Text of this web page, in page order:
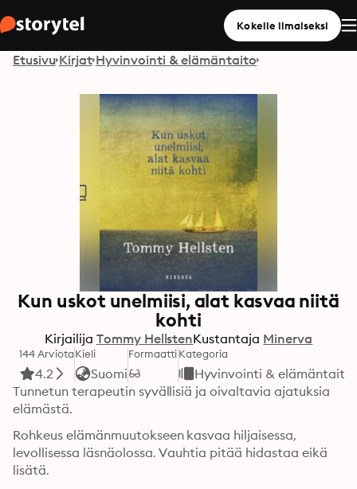
Kokeile ilmaiseksi
Etusivu Kirjat Hyvinvointi & elämäntaito
Kun uskot unelmiisi, alat kasvaa niitä
kohti
Kirjailija Tommy HellstenKustantaja Minerva
144 Arviota
4.2
Kieli
Suomi
FormaattiKategoria
Hyvinvointi & elämäntaito
Tunnetun terapeutin syvällisiä ja oivaltavia ajatuksia
elämästä.
Rohkeus elämänmuutokseen kasvaa hiljaisessa,
levollisessa läsnäolossa. Vauhtia pitää hidastaa eikä
lisätä.